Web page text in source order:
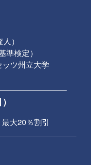
）
準検定）
ツ州立大学
大20％割引